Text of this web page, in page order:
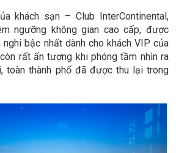
khách sạn – Club InterContinental,
ngưỡng không gian cao cấp, được
bậc nhất dành cho khách VIP của
rất ấn tượng khi phóng tầm nhìn ra
toàn thành phố đã được thu lại trong